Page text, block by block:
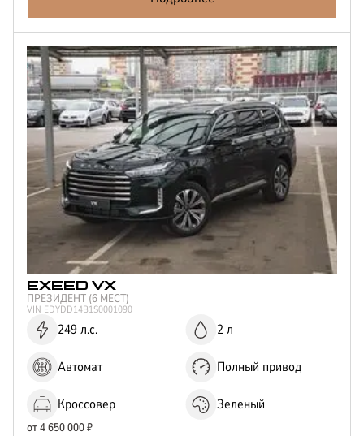
Отправить
Нажимая кнопку “Отправить”, я соглашаюсь на
обработкуперсональных данных
EXEED VX
ПРЕЗИДЕНТ (6 МЕСТ)
VIN EDYDD14B1S0001090
249 л.с. 2 л
Автомат Полный привод
Кроссовер Зеленый
от4 650 000₽